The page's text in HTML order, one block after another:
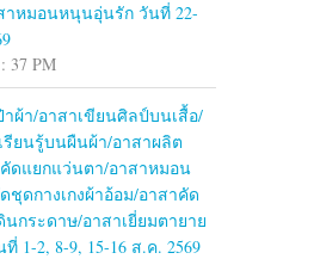
าหมอนหนุนอุ่นรัก วันที่ 22-
37 PM
าผ้า/อาสาเขียนศิลป์บนเสื้อ/
รียนรู้บนผืนผ้า/อาสาผลิต
ดแยกแว่นตา/อาสาหมอน
ดกางเกงผ้าอ้อม/อาสาคัด
กระดาษ/อาสาเยี่ยมตายาย
1-2, 8-9, 15-16 ส.ค. 2569